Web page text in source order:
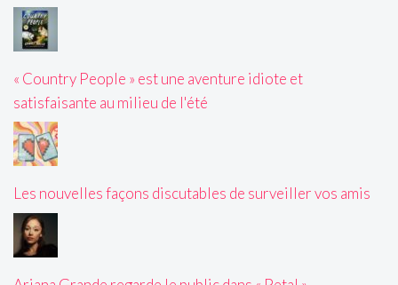
« Country People » est une aventure idiote et
satisfaisante au milieu de l'été
Les nouvelles façons discutables de surveiller vos amis